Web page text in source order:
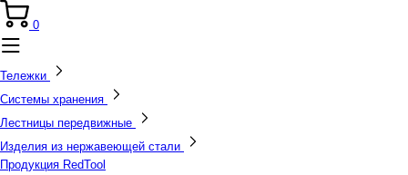
0
Тележки
Системы хранения
Лестницы передвижные
Изделия из нержавеющей стали
Продукция RedTool